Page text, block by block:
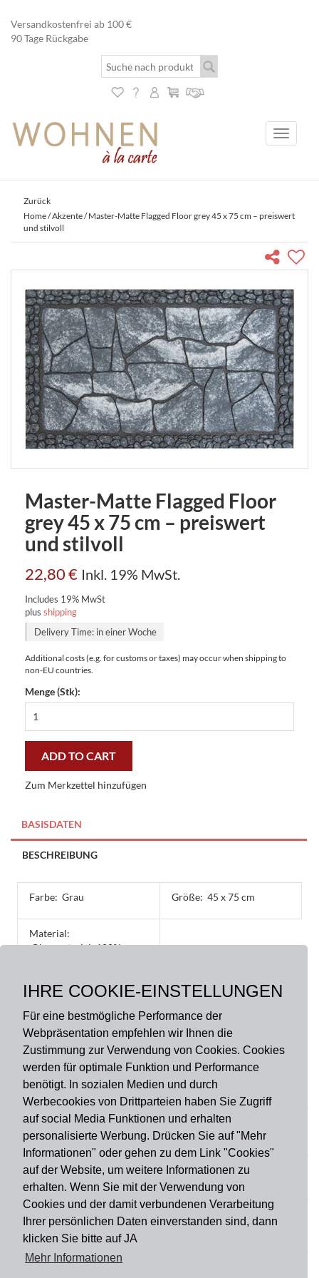
IHRE COOKIE-EINSTELLUNGEN
Für eine bestmögliche Performance der
Webpräsentation empfehlen wir Ihnen die
Zustimmung zur Verwendung von Cookies. Cookies
werden für optimale Funktion und Performance
benötigt. In sozialen Medien und durch
Werbecookies von Drittparteien haben Sie Zugriff
auf social Media Funktionen und erhalten
personalisierte Werbung. Drücken Sie auf "Mehr
Informationen" oder gehen zu dem Link "Cookies"
auf der Website, um weitere Informationen zu
erhalten. Wenn Sie mit der Verwendung von
Cookies und der damit verbundenen Verarbeitung
Ihrer persönlichen Daten einverstanden sind, dann
klicken Sie bitte auf JA
Mehr Informationen
Versandkostenfrei ab 100 €
90 Tage Rückgabe
Toggle
Zurück
Home/Akzente/ Master-Matte Flagged Floor grey 45 x 75 cm – preiswert
und stilvoll
Master-Matte Flagged Floor
grey 45 x 75 cm – preiswert
und stilvoll
22,80€ Inkl. 19% MwSt.
Includes 19% MwSt
plus shipping
Delivery Time: in einer Woche
Additional costs (e.g. for customs or taxes) may occur when shipping to
non-EU countries.
Menge (Stk):
Matte
Floor
45
cm
-
preiswert
stilvoll
quantity
ADD TO CART
Zum Merkzettel hinzufügen
BASISDATEN
BESCHREIBUNG
Farbe: Grau Größe: 45 x 75 cm
Material:
Obermaterial: 100%
rutschfest
Zahlungsart
Versandart
Du findest uns auch auf
Informationen
Impressum Widerruf